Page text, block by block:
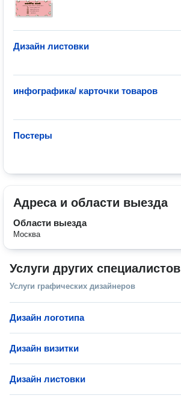
Дизайн листовки
инфографика/ карточки товаров
Постеры
Адреса и области выезда
Области выезда
Москва
Услуги других специалистов
Услуги графических дизайнеров
Дизайн логотипа
Дизайн визитки
Дизайн листовки